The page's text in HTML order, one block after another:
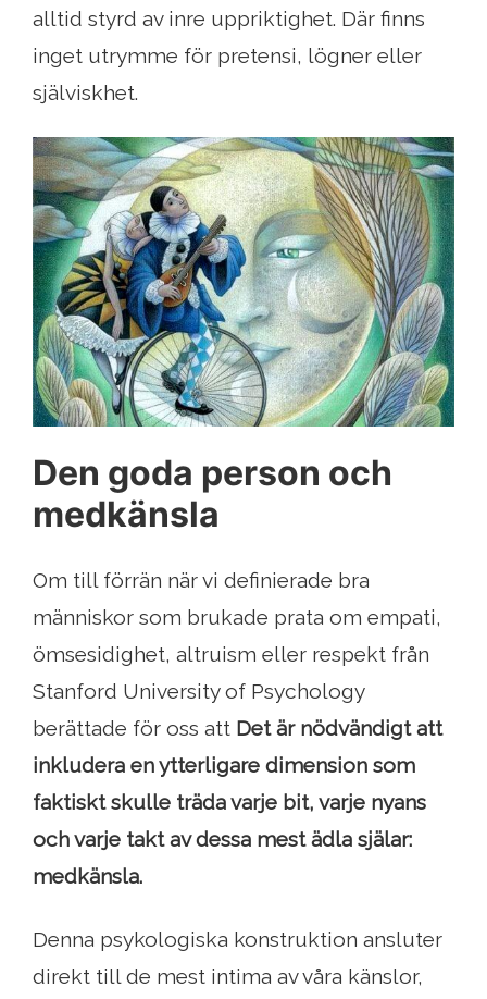
alltid styrd av inre uppriktighet. Där finns
inget utrymme för pretensi, lögner eller
själviskhet.
Den goda person och
medkänsla
Om till förrän när vi definierade bra
människor som brukade prata om empati,
ömsesidighet, altruism eller respekt från
Stanford University of Psychology
berättade för oss att Det är nödvändigt att
inkludera en ytterligare dimension som
faktiskt skulle träda varje bit, varje nyans
och varje takt av dessa mest ädla själar:
medkänsla.
Denna psykologiska konstruktion ansluter
direkt till de mest intima av våra känslor,